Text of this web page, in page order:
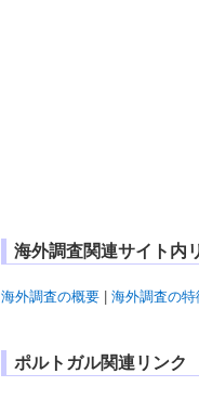
海外調査関連サイト内
海外調査の概要 海外調査の特
ポルトガル関連リンク